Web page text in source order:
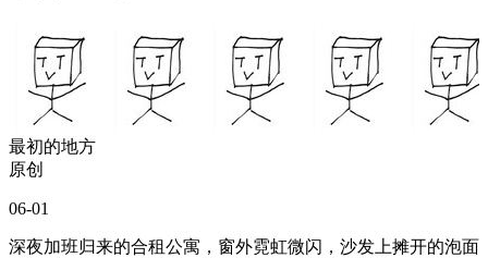
最初的地方
原创
06-01
深夜加班归来的合租公寓，窗外霓虹微闪，沙发上摊开的泡面